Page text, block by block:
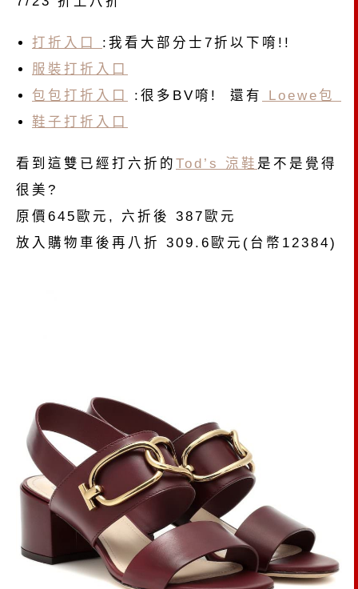
打折入口 :我看大部分士7折以下唷!!
服裝打折入口
包包打折入口
:很多BV唷! 還有
Loewe包
鞋子打折入口
看到這雙已經打六折的 Tod’s 涼鞋 是不是覺得
很美?
原價645歐元, 六折後 387歐元
放入購物車後再八折 309.6歐元(台幣12384)